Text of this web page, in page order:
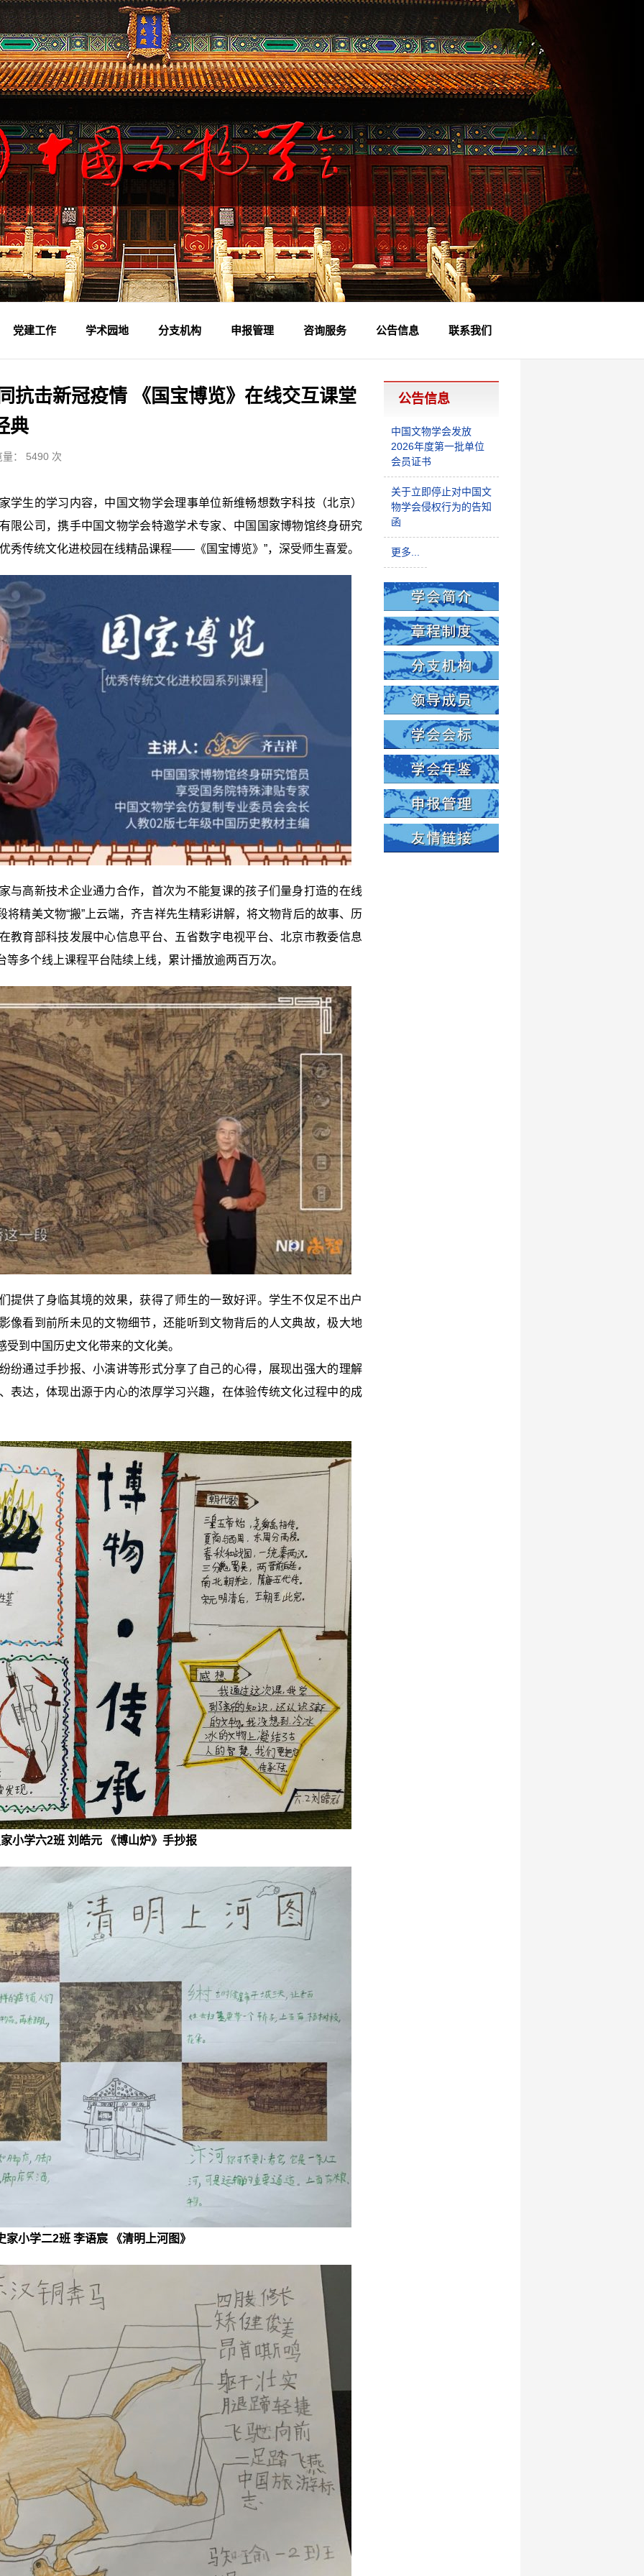
党建工作 学术园地
学术活动
专家论坛
科研成果
理论视野
分支机构 申报管理
入会申请
论坛备案
财务管理
咨询服务
会员查询
法律咨询
监制查询
公告信息 联系我们
抗击新冠疫情 《国宝博览》在线交互课堂
典
量： 5490 次
学生的学习内容，中国文物学会理事单位新维畅想数字科技（北京）
限公司，携手中国文物学会特邀学术专家、中国国家博物馆终身研究
秀传统文化进校园在线精品课程——《国宝博览》”，深受师生喜爱。
与高新技术企业通力合作，首次为不能复课的孩子们量身打造的在线
精美文物“搬”上云端，齐吉祥先生精彩讲解，将文物背后的故事、历
教育部科技发展中心信息平台、五省数字电视平台、北京市教委信息
多个线上课程平台陆续上线，累计播放逾两百万次。
提供了身临其境的效果，获得了师生的一致好评。学生不仅足不出户
像看到前所未见的文物细节，还能听到文物背后的人文典故，极大地
到中国历史文化带来的文化美。
纷通过手抄报、小演讲等形式分享了自己的心得，展现出强大的理解
表达，体现出源于内心的浓厚学习兴趣，在体验传统文化过程中的成
小学六2班 刘皓元 《博山炉》手抄报
家小学二2班 李语宸 《清明上河图》
公告信息
中国文物学会发放
2026年度第一批单位
会员证书
关于立即停止对中国文
物学会侵权行为的告知
函
更多...